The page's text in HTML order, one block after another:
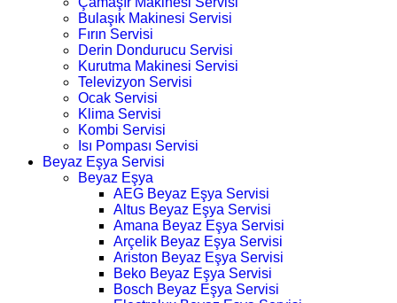
Bulaşık Makinesi Servisi
Fırın Servisi
Derin Dondurucu Servisi
Kurutma Makinesi Servisi
Televizyon Servisi
Ocak Servisi
Klima Servisi
Kombi Servisi
Isı Pompası Servisi
Beyaz Eşya Servisi
Beyaz Eşya
AEG Beyaz Eşya Servisi
Altus Beyaz Eşya Servisi
Amana Beyaz Eşya Servisi
Arçelik Beyaz Eşya Servisi
Ariston Beyaz Eşya Servisi
Beko Beyaz Eşya Servisi
Bosch Beyaz Eşya Servisi